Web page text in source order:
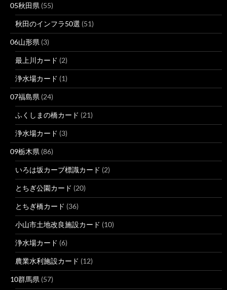
05秋田県 (55)
秋田のインフラ50選 (51)
06山形県 (3)
最上川カード (2)
浄水場カード (1)
07福島県 (24)
ふくしまの橋カード (21)
浄水場カード (3)
09栃木県 (86)
いろは坂カーブ標識カード (2)
とちぎ公園カード (20)
とちぎ橋カード (36)
小山市土地改良施設カード (10)
浄水場カード (6)
農業水利施設カード (12)
10群馬県 (57)